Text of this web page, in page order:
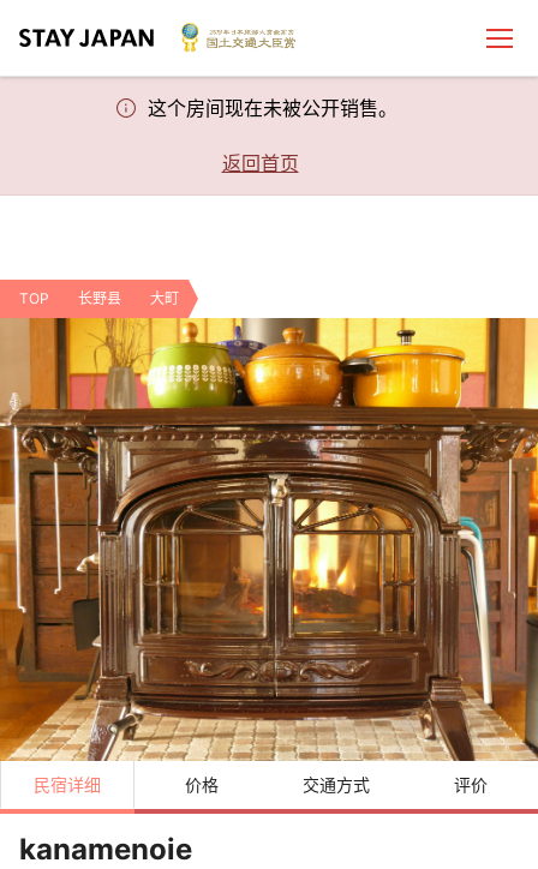
这个房间现在未被公开销售。
返回首页
TOP 长野县 大町
民宿详细 价格 交通方式 评价
kanamenoie